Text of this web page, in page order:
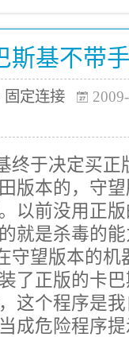
斯基不带
固定连接
终于决定买正
版本的，守
以前没用正
就是杀毒的
守望版本的机
了正版的卡
这个程序是
成危险程序